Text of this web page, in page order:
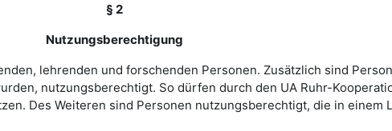
§ 2
Nutzungsberechtigung
lehrenden und forschenden Personen. Zusätzlich sind
nutzungsberechtigt. So dürfen durch den UA Ruhr-
Des Weiteren sind Personen nutzungsberechtigt, die in einem